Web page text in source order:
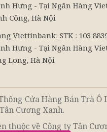
Hưng - Tại Ngân Hàng
Công, Hà Nội
Viettinbank: STK : 103
Hưng - Tại Ngân Hàng
Long, Hà Nội
Cửa Hàng Bán Trà Ô
Cương Xanh.
thuộc về Công ty Tân